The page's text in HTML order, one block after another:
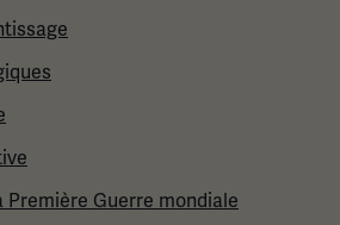
Première Guerre mondiale